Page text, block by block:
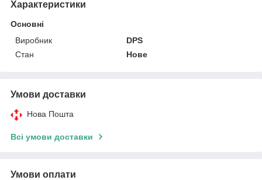
Характеристики
Основні
Виробник
DPS
Стан
Нове
Умови доставки
Нова Пошта
Всі умови доставки
Умови оплати